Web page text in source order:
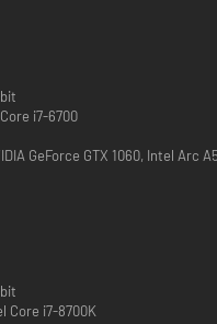
du jeu
un mélange de survie,
Jan Dolski, seul survivant, à
planète hostile et affronter
hors norme.
mystère et introspection
primé Piotr Musiał se joint
(en formats MP3 et WAV)
i7-6700
GeForce GTX 1060, Intel Arc
Core i7-8700K